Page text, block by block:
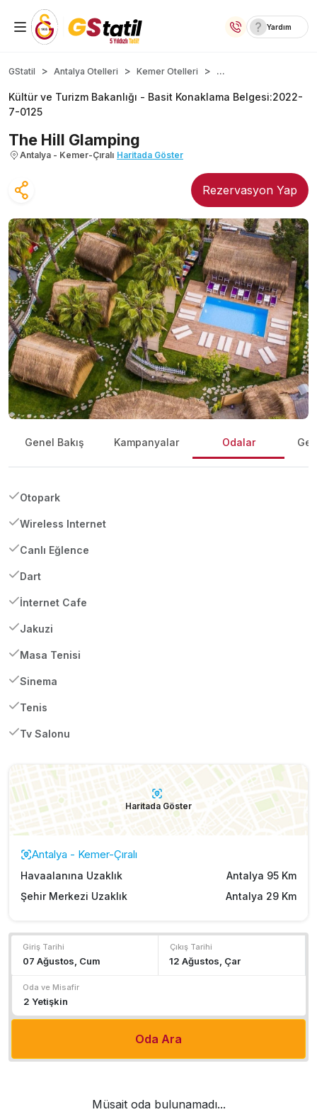
Yurt İçi Oteller
Temalı Oteller
Kıbrıs Otelleri
Yurt Dışı Turlar
Yardım
GStatil Antalya Otelleri Kemer Otelleri ...
Kültür ve Turizm Bakanlığı - Basit Konaklama Belgesi:2022-
7-0125
The Hill Glamping
Antalya - Kemer-Çıralı Haritada Göster
Rezervasyon Yap
Genel Bakış Kampanyalar Odalar
Otopark
Wireless Internet
Canlı Eğlence
Dart
İnternet Cafe
Jakuzi
Masa Tenisi
Sinema
Tenis
Tv Salonu
Haritada Göster
Antalya - Kemer-Çıralı
Havaalanına Uzaklık
Antalya 95 Km
Şehir Merkezi Uzaklık
Antalya 29 Km
Giriş Tarihi Çıkış Tarihi
Oda ve Misafir
Oda Ara
Müsait oda bulunamadı...